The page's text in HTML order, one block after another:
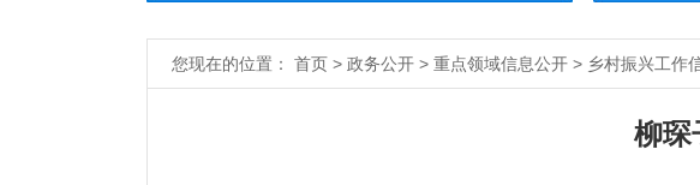
您现在的位置： 首页 > 政务公开 > 重点领域信息公开 > 乡村振兴工作
柳琛